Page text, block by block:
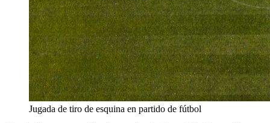
Jugada de tiro de esquina en partido de fútbol